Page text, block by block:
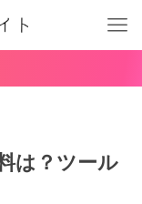
は？ツール